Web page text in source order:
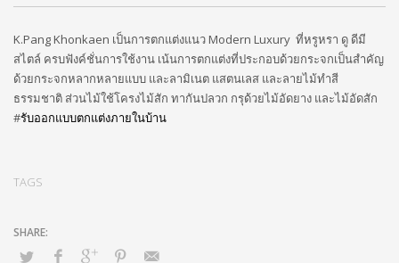
K.Pang Khonkaen เป็นการตกแต่งแนว Modern Luxury ที่หรูหรา ดู ดีมี
สไตล์ ครบฟังค์ชั่นการใช้งาน เน้นการตกแต่งที่ประกอบด้วยกระจกเป็นสำคัญ
ด้วยกระจกหลากหลายแบบ และลามิเนต แสตนเลส และลายไม้ทำสี
ธรรมชาติ ส่วนไม้ใช้โครงไม้สัก ทากันปลวก กรุด้วยไม้อัดยาง และไม้อัดสัก
#รับออกแบบตกแต่งภายในบ้าน
TAGS